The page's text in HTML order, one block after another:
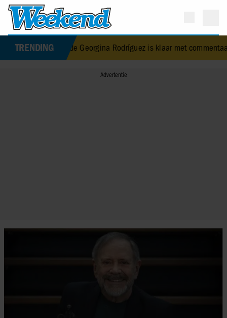
TRENDING
verloofde Georgina Rodríguez is klaar met commentaar op haar